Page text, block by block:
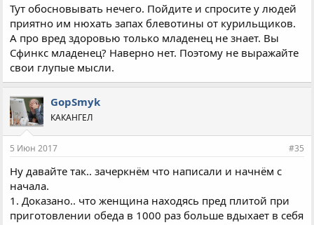
Тут обосновывать нечего. Пойдите и спросите у людей
приятно им нюхать запах блевотины от курильщиков.
А про вред здоровью только младенец не знает. Вы
Сфинкс младенец? Наверно нет. Поэтому не выражайте
свои глупые мысли.
GopSmyk
КАКАНГЕЛ
5 Июн 2017 #35
Ну давайте так.. зачеркнём что написали и начнём с
начала.
1. Доказано.. что женщина находясь пред плитой при
приготовлении обеда в 1000 раз больше вдыхает в себя